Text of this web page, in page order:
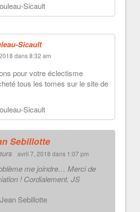
Sicault
Sicault
dans 8:32 am
pour votre éclectisme
tous les tomes sur le site de
Sicault
Sebillotte
avril 7, 2018 dans 1:07 pm
me joindre… Merci de
! Cordialement. JS
Jean Sebillotte